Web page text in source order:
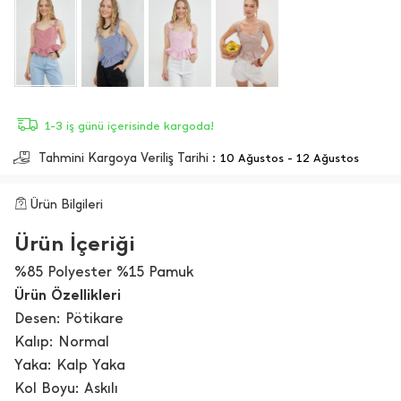
1-3 iş günü içerisinde kargoda!
Tahmini Kargoya Veriliş Tarihi : 10 Ağustos - 12 Ağustos
Ürün Bilgileri
Ürün İçeriği
%85 Polyester %15 Pamuk
Ürün Özellikleri
Desen: Pötikare
Kalıp: Normal
Yaka: Kalp Yaka
Kol Boyu: Askılı